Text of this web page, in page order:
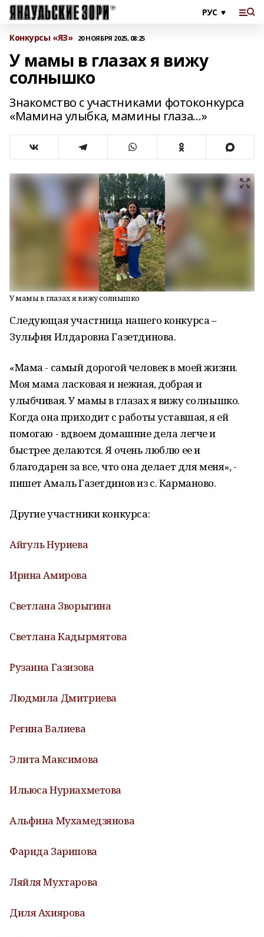
Конкурсы «ЯЗ» 20 НОЯБРЯ 2025, 08:25
У мамы в глазах я вижу
солнышко
Знакомство с участниками фотоконкурса
«Мамина улыбка, мамины глаза…»
У мамы в глазах я вижу солнышко
Следующая участница нашего конкурса –
Зульфия Илдаровна Газетдинова.
«Мама - самый дорогой человек в моей жизни.
Моя мама ласковая и нежная, добрая и
улыбчивая. У мамы в глазах я вижу солнышко.
Когда она приходит с работы уставшая, я ей
помогаю - вдвоем домашние дела легче и
быстрее делаются. Я очень люблю ее и
благодарен за все, что она делает для меня», -
пишет Амаль Газетдинов из с. Карманово.
Другие участники конкурса:
Айгуль Нуриева
Ирина Амирова
Светлана Зворыгина
Светлана Кадырмятова
Рузанна Газизова
Людмила Дмитриева
Регина Валиева
Элита Максимова
Ильюса Нуриахметова
Альфина Мухамедзянова
Фарида Зарипова
Ляйля Мухтарова
Диля Ахиярова